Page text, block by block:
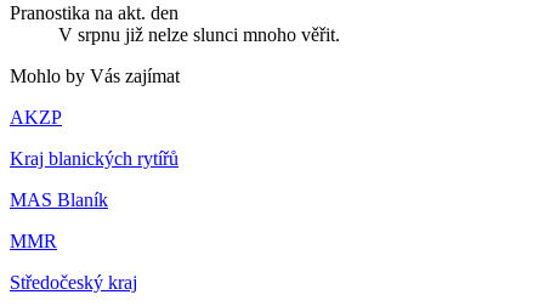
Pranostika na akt. den
V srpnu již nelze slunci mnoho věřit.
Mohlo by Vás zajímat
AKZP
Kraj blanických rytířů
MAS Blaník
MMR
Středočeský kraj